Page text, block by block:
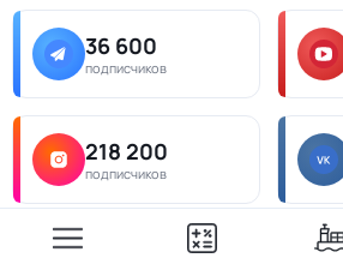
36 600
подписчиков
218 200
подписчиков